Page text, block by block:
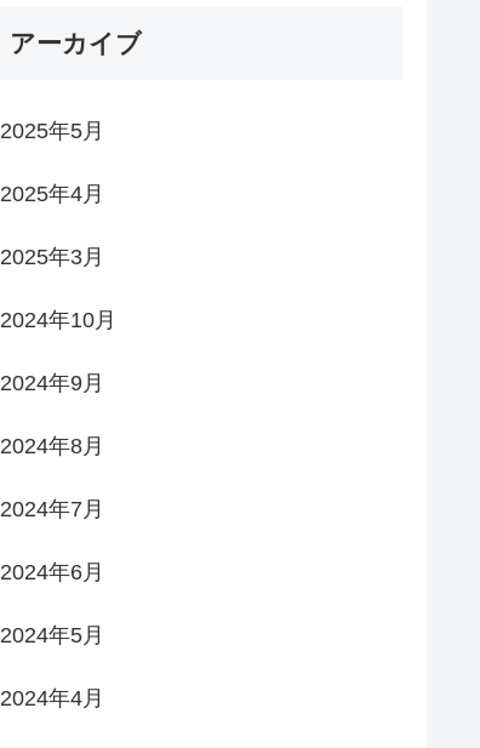
アーカイブ
2025年5月
2025年4月
2025年3月
2024年10月
2024年9月
2024年8月
2024年7月
2024年6月
2024年5月
2024年4月